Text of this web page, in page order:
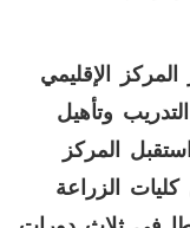
الإقليمي
وتأهيل
المركز
متدربا من كليات الزراعة